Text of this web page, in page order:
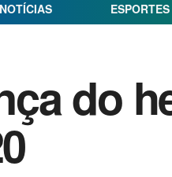
NOTÍCIAS ESPORTES
do